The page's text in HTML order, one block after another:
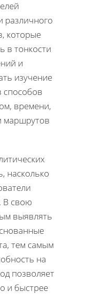
различного
которые
в тонкости
и
изучение
способов
времени,
маршрутов
насколько
В свою
выявлять
тем самым
на
позволяет
и быстрее